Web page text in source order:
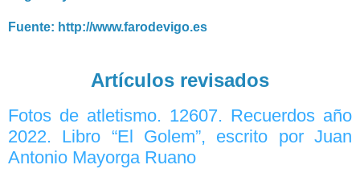
Fuente: http://www.farodevigo.es
Artículos revisados
Fotos de atletismo. 12607. Recuerdos año
2022. Libro “El Golem”, escrito por Juan
Antonio Mayorga Ruano